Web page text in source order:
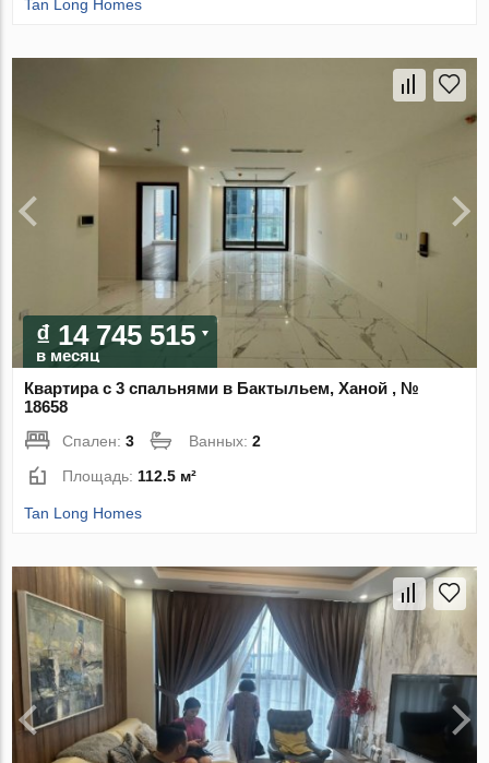
Tan Long Homes
₫ 14 745 515
в месяц
Квартира с 3 спальнями в Бактыльем, Ханой , №
18658
Спален:3 Ванных:2
Площадь: 112.5 м²
Tan Long Homes